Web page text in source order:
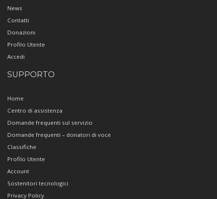
News
Contatti
Donazioni
Profilo Utente
Accedi
SUPPORTO
Home
Centro di assistenza
Domande frequenti sul servizio
Domande frequenti – donatori di voce
Classifiche
Profilo Utente
Account
Sostenitori tecnologici
Privacy Policy